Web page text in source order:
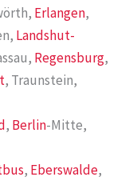
Erlangen,
Landshut-
Regensburg,
, Traunstein,
, Berlin-Mitte,
, Eberswalde,